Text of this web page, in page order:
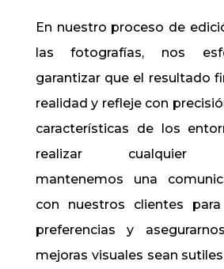
En nuestro proceso de
las fotografías, nos
garantizar que el resultado
realidad y refleje con
características de los
realizar cualquier
mantenemos una
con nuestros clientes
preferencias y
mejoras visuales sean